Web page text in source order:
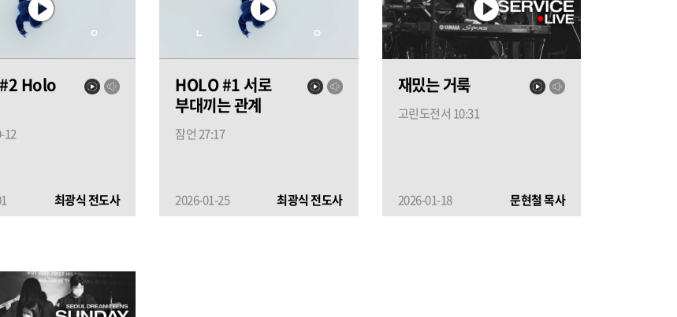
Holo
12
최광식 전도사
HOLO #1 서로
부대끼는 관계
잠언 27:17
2026-01-25 최광식 전도사
재밌는 거룩
고린도전서 10:31
2026-01-18 문현철 목사